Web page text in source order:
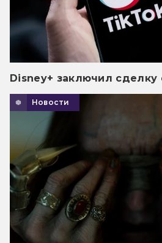
Disney+ заключил сделку
Новости